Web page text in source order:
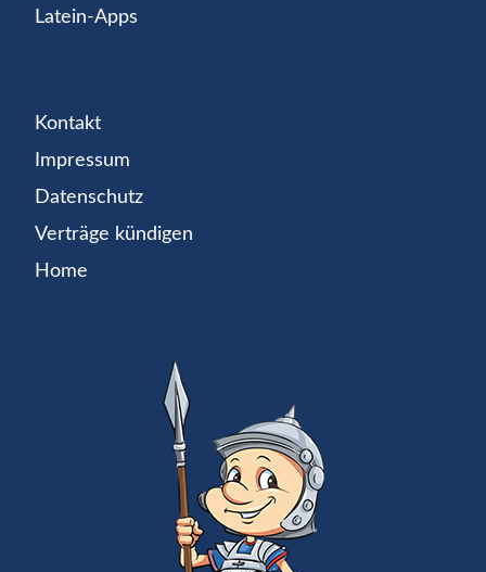
Latein-Apps
Kontakt
Impressum
Datenschutz
Verträge kündigen
Home